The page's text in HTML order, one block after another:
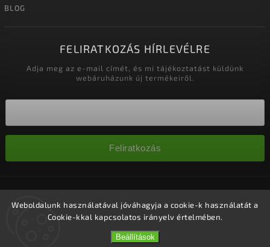
Weboldalunk használatával jóváhagyja a cookie-k használatát a
Cookie-kkal kapcsolatos irányelv értelmében.
Beállítások
BLOG
FELIRATKOZÁS HÍRLEVÉLRE
Adja meg az e-mail címét, és mi tájékoztatást küldünk
webáruházunk új termékeiről.
Feliratkozás
fenntartva.
Süti beállítások szerkesztése
Shoptet| DesignShoptak.cz.